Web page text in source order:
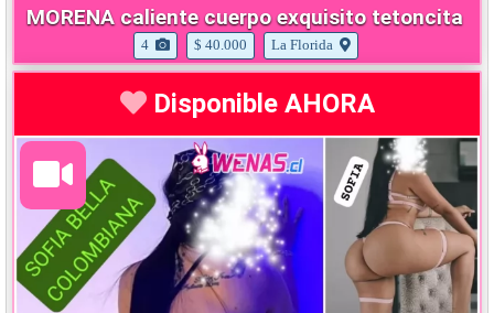
MORENA caliente cuerpo exquisito tetoncita
4 $ 40.000 La Florida
Disponible AHORA